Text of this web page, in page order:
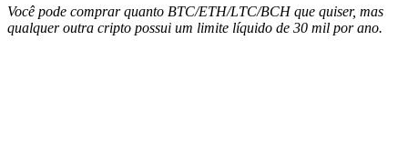
Você pode comprar quanto BTC/ETH/LTC/BCH que quiser, mas
qualquer outra cripto possui um limite líquido de 30 mil por ano.